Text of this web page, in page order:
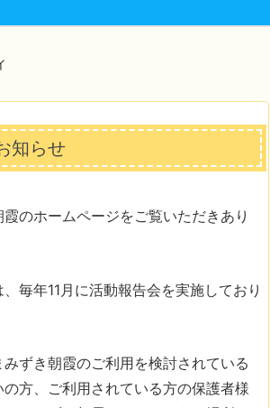
知らせ
のホームページをご覧いただきあり
毎年11月に活動報告会を実施しており
ずき朝霞のご利用を検討されている
方、ご利用されている方の保護者様